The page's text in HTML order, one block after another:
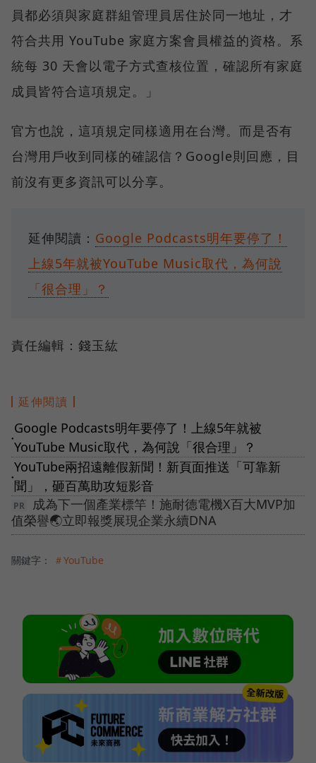
員都必須與家庭群組管理員居住於同一地址，才
符合共用 YouTube 家庭方案會員權益的資格。系
統每 30 天會以電子方式查核位置，確認所有家庭
成員皆符合這項規定。」
官方也說，這項規定同樣適用在台灣。而是否有
台灣用戶收到同樣的確認信？Google則回應，目
前沒有更多資訊可以分享。
延伸閱讀： Google Podcasts明年要停了！
上線5年就被YouTube Music取代，為何說
「很合理」？
責任編輯：錢玉紘
延伸閱讀
●
Google Podcasts明年要停了！上線5年就被
YouTube Music取代，為何說「很合理」？
●
YouTube兩招遠離假新聞！新頁面推送「可靠新
聞」，砸百萬助攻短影音
成為下一個產業標竿！施耐德電機X百大MVP加
值榮譽🌏立即報獎展現企業永續DNA
關鍵字： ＃YouTube